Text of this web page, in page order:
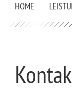
HOME